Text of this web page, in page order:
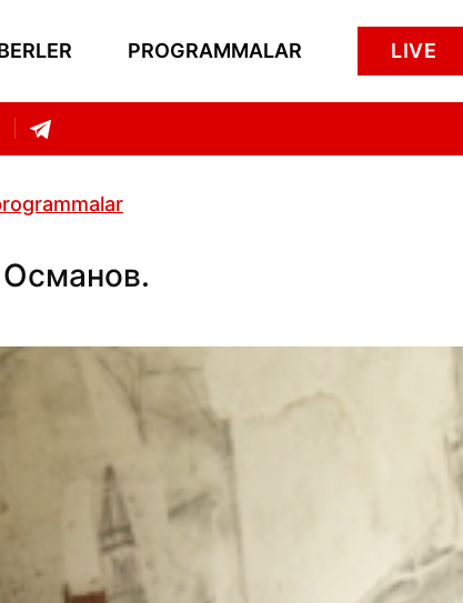
PROGRAMMALAR LIVE